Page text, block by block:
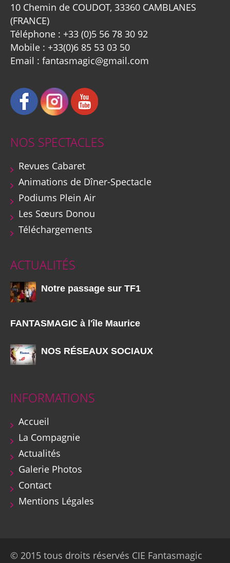
10 Chemin de COUDOT, 33360 CAMBLANES
(FRANCE)
Téléphone : +33 (0)5 56 78 30 92
Mobile : +33(0)6 85 53 03 50
Email : fantasmagic@gmail.com
NOS SPECTACLES
Revues Cabaret
Animations de Dîner-Spectacle
Podiums Plein Air
Les Sœurs Donou
Téléchargements
ACTUALITÉS
Notre passage sur TF1
FANTASMAGIC à l'île Maurice
NOS RÉSEAUX SOCIAUX
INFORMATIONS
Accueil
La Compagnie
Actualités
Galerie Photos
Contact
Mentions Légales
© 2015 tous droits réservés CIE Fantasmagic